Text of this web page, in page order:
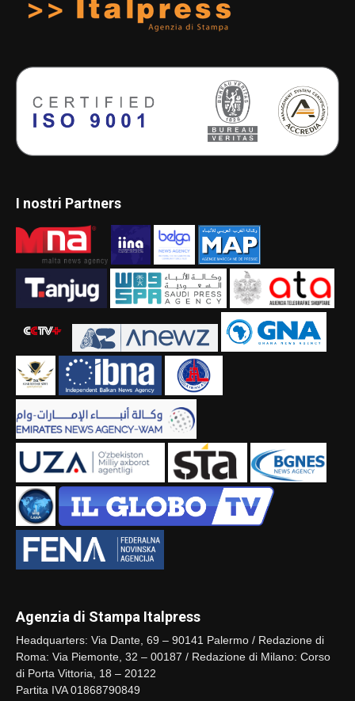
I nostri Partners
Agenzia di Stampa Italpress
Headquarters: Via Dante, 69 – 90141 Palermo / Redazione di
Roma: Via Piemonte, 32 – 00187 / Redazione di Milano: Corso
di Porta Vittoria, 18 – 20122
Partita IVA 01868790849